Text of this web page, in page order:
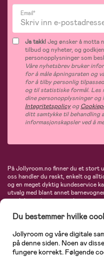
Email*
Ja takk!Jeg ønsker å motta
tilbud og nyheter, og
personopplysninger som
Våre nyhetsbrev bruker
for å måle åpningsraten og
for å tilby personlig
og til statistiske formål. Les
dine personopplysninger og
Integritetspolicyog
ditt samtykke til behandling
informasjonskapsler ved å
På Jollyroom.no finner du et stort
oss handler du raskt, enkelt og
og en meget dyktig kundeservice
utvalg med blant annet
produkter til mor, mengder av
Maxi-Cosi, Baby Jogger,
største nettbutikk for barn og
Du bestemmer hvilke
Jollyroom og våre digitale
på denne siden. Noen av
fungere korrekt. Følgende